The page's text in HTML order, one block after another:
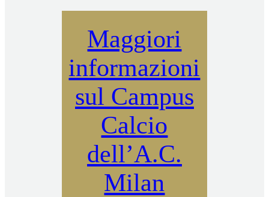
Maggiori
informazioni
sul Campus
Calcio
dell’A.C.
Milan